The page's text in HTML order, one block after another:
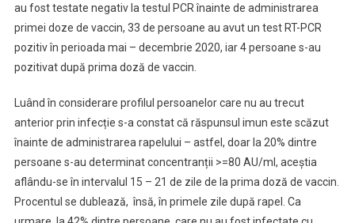
au fost testate negativ la testul PCR înainte de administrarea
primei doze de vaccin, 33 de persoane au avut un test RT-PCR
pozitiv în perioada mai – decembrie 2020, iar 4 persoane s-au
pozitivat după prima doză de vaccin.
Luând în considerare profilul persoanelor care nu au trecut
anterior prin infecție s-a constat că răspunsul imun este scăzut
înainte de administrarea rapelului – astfel, doar la 20% dintre
persoane s-au determinat concentranții >=80 AU/ml, aceștia
aflându-se în intervalul 15 – 21 de zile de la prima doză de vaccin.
Procentul se dublează, însă, în primele zile după rapel. Ca